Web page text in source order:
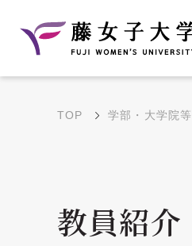
学部・学科の教育目的
大学院の教育目的
TOP 学部・大学院等
教員紹介